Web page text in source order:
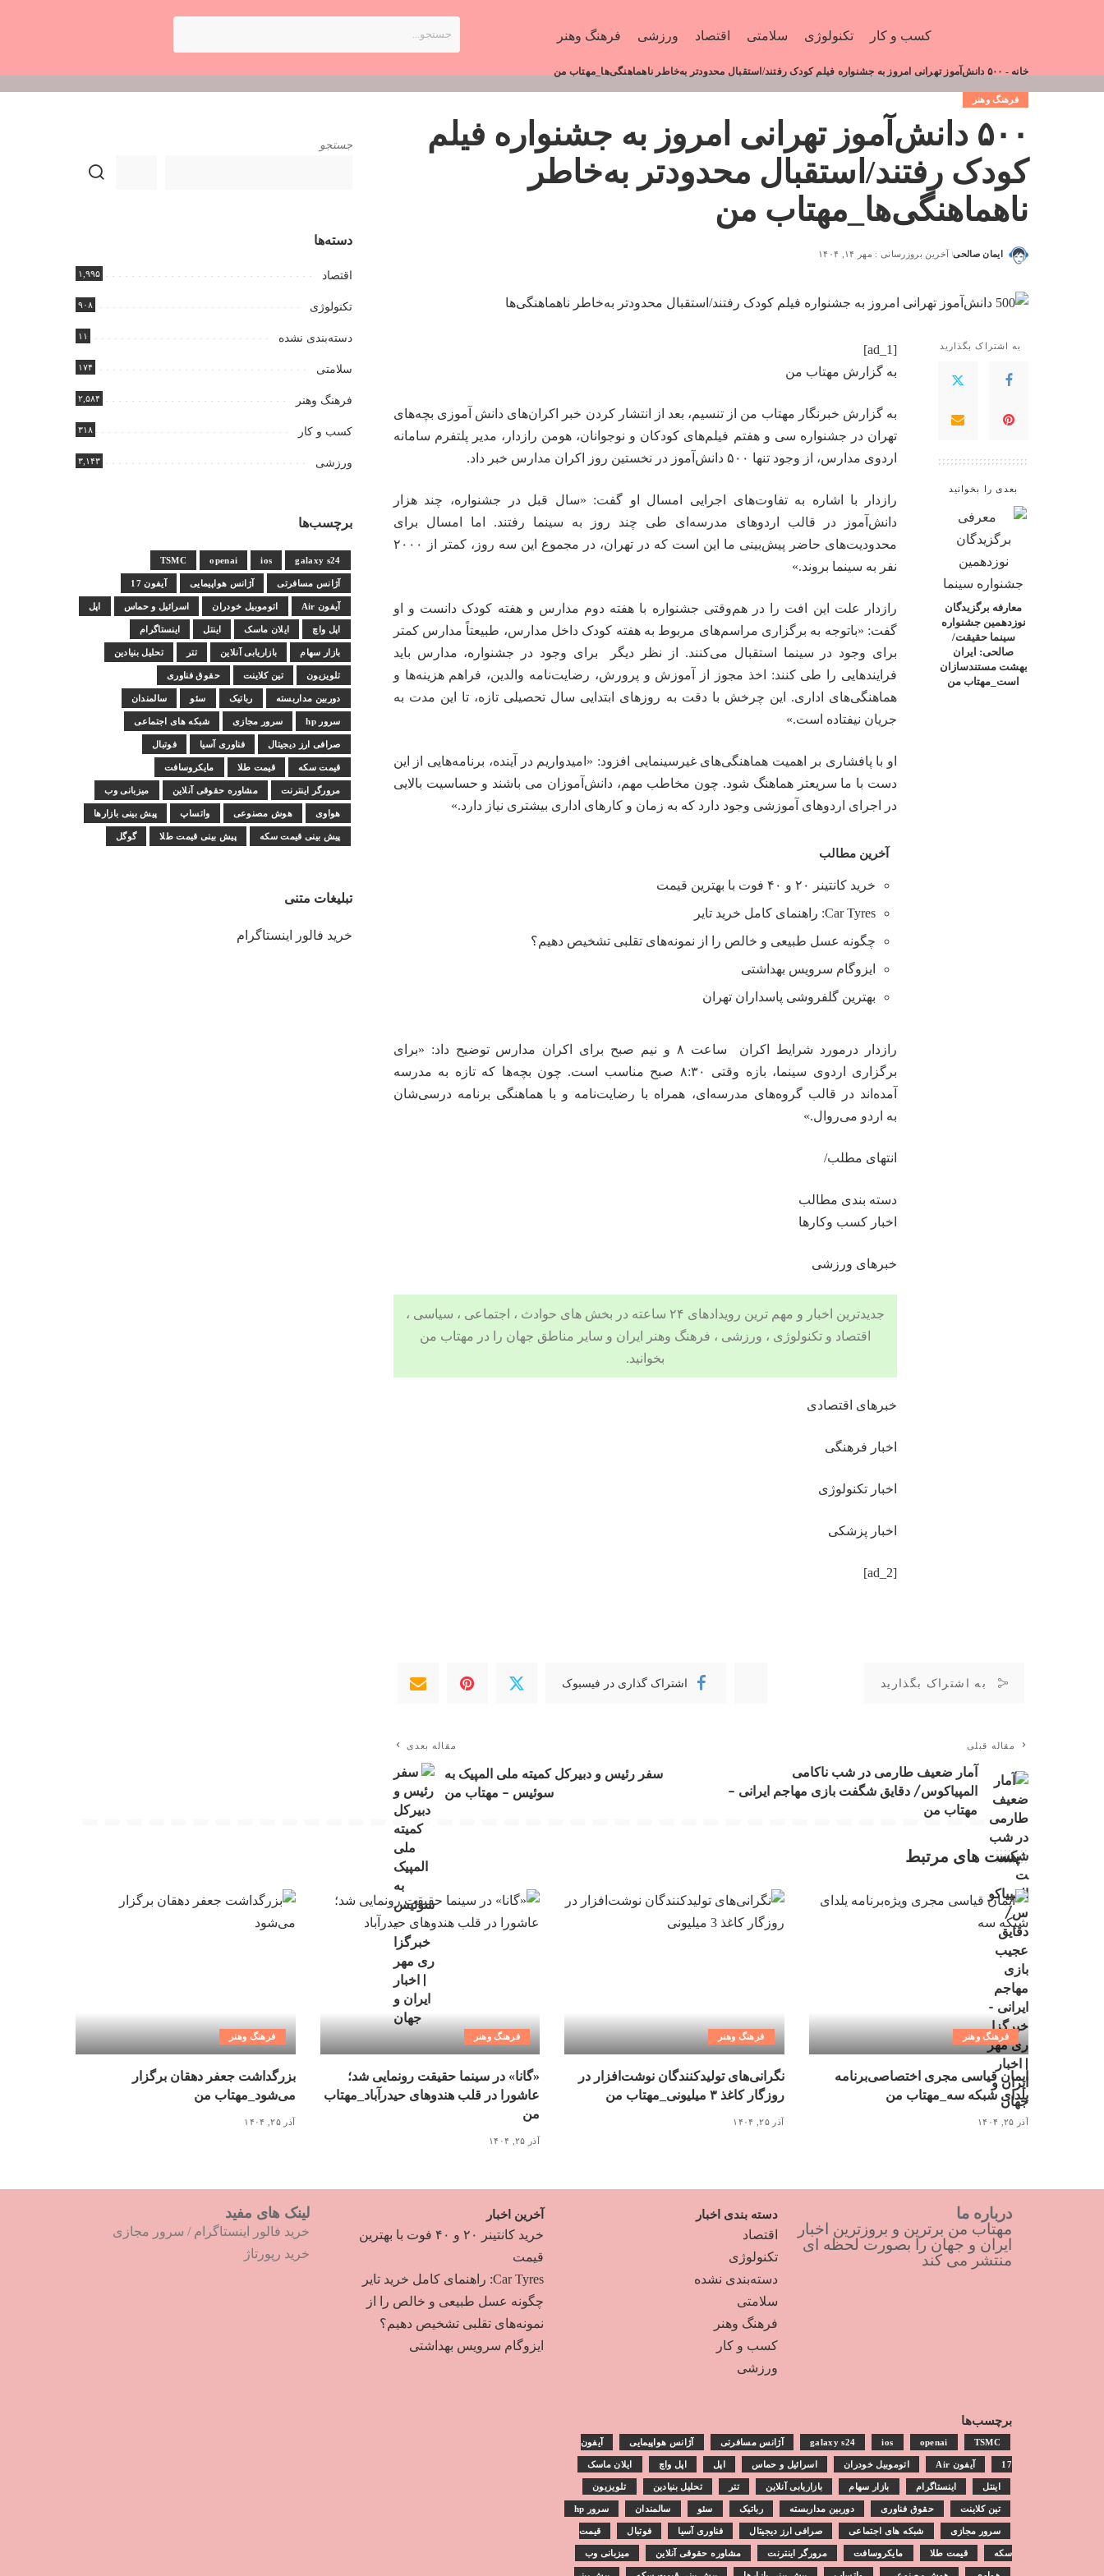
کسب و کار تکنولوژی سلامتی اقتصاد ورزشی فرهنگ وهنر
خانه - ۵۰۰ دانش‌آموز تهرانی امروز به جشنواره فیلم کودک رفتند/استقبال محدودتر به‌خاطر ناهماهنگی‌ها_مهتاب من
فرهنگ وهنر
۵۰۰ دانش‌آموز تهرانی امروز به جشنواره فیلم
کودک رفتند/استقبال محدودتر به‌خاطر
ناهماهنگی‌ها_مهتاب من
ایمان صالحی آخرین بروزرسانی : مهر ۱۴, ۱۴۰۴
به اشتراک بگذارید
بعدی را بخوانید
معارفه برگزیدگان
نوزدهمین جشنواره
سینما حقیقت/
صالحی: ایران
بهشت مستندسازان
است_مهتاب من
[ad_1]
به گزارش مهتاب من
به گزارش خبرنگار مهتاب من از تنسیم، بعد از انتشار کردن خبر
اکران‌های دانش آموزی بچه‌های
تهران در جشنواره سی و هفتم فیلم‌های کودکان و نوجوانان، هومن رازدار، مدیر پلتفرم سامانه
اردوی مدارس، از وجود تنها ۵۰۰ دانش‌آموز در نخستین روز اکران‌ مدارس خبر داد.
رازدار با اشاره به تفاوت‌های اجرایی امسال او گفت: «سال قبل در جشنواره، چند هزار
دانش‌آموز در قالب اردوهای مدرسه‌ای طی چند روز به سینما رفتند. اما امسال برای
محدودیت‌های حاضر پیش‌بینی ما این است که در تهران، در مجموع این سه روز، کمتر از ۲۰۰۰
نفر به سینما بروند.»
رازدار علت این افت را در هم‌وقتی جشنواره با هفته دوم مدارس و هفته کودک دانست و او
گفت: «باتوجه به برگزاری مراسم‌های مربوط به هفته کودک داخل مدارس، طبیعتاً مدارس کمتر
برای وجود در سینما استقبال می‌کنند. از نظر دیگر برای وجود در جشنواره، مدارس باید
فرایندهایی را طی کنند: اخذ مجوز از آموزش و پرورش، رضایت‌نامه والدین، فراهم هزینه‌ها و
هماهنگی‌های اداری. این چرخش با دقت به روزهای ابتدایی سال تحصیلی تازه، تا این مدت به
جریان نیفتاده است.»
او با پافشاری بر اهمیت هماهنگی‌های غیرسینمایی افزود: «امیدواریم در آینده، برنامه‌هایی از این
دست با ما سریعتر هماهنگ شود. چون مخاطب مهم، دانش‌آموزان می باشند و حساسیت بالایی
در اجرای اردوهای آموزشی وجود دارد که به زمان و کارهای اداری بیشتری نیاز دارد.»
آخرین مطالب
خرید کانتینر ۲۰ و ۴۰ فوت با بهترین قیمت
Car Tyres: راهنمای کامل خرید تایر
چگونه عسل طبیعی و خالص را از نمونه‌های تقلبی تشخیص دهیم؟
ایزوگام سرویس بهداشتی
بهترین گلفروشی پاسداران تهران
رازدار درمورد شرایط اکران ساعت ۸ و نیم صبح برای اکران مدارس توضیح داد: «برای
برگزاری اردوی سینما، بازه‌ وقتی ۸:۳۰ صبح مناسب است. چون بچه‌ها که تازه به مدرسه
آمده‌اند در قالب گروه‌های مدرسه‌ای، همراه با رضایت‌نامه و با هماهنگی برنامه درسی‌شان
به اردو می‌روال.»
انتهای مطلب/
دسته بندی مطالب
اخبار کسب وکارها
خبرهای ورزشی
جدیدترین اخبار و مهم ترین رویدادهای ۲۴ ساعته در بخش های حوادث ، اجتماعی ، سیاسی ،
اقتصاد وتکنولوژی ، ورزشی ، فرهنگ وهنر
ایران و سایر مناطق جهان را در مهتاب من
بخوانید.
خبرهای اقتصادی
اخبار فرهنگی
اخبار تکنولوژی
اخبار پزشکی
[ad_2]
به اشتراک بگذارید اشتراک گذاری در فیسبوک
مقاله قبلی
آمار ضعیف طارمی در شب ناکامی
المپیاکوس/ دقایق شگفت بازی مهاجم ایرانی –
مهتاب من
مقاله بعدی
سفر رئیس و دبیرکل کمیته ملی المپیک به
سوئیس – مهتاب من
جستجو
دسته‌ها
اقتصاد ۱,۹۹۵
تکنولوژی ۹۰۸
دسته‌بندی نشده ۱۱
سلامتی ۱۷۴
فرهنگ وهنر ۲,۵۸۴
کسب و کار ۳۱۸
ورزشی ۳,۱۴۳
برچسب‌ها
galaxy s24
ios
openai
TSMC
آژانس مسافرتی آژانس هواپیمایی آیفون 17
آیفون Air اتوموبیل خودران اسرائیل و حماس اپل
اپل واچ ایلان ماسک اینتل اینستاگرام
بازار سهام بازاریابی آنلاین تتر تحلیل بنیادین
تلویزیون تین کلاینت حقوق فناوری
دوربین مداربسته رباتیک سئو سالمندان
سرور hp سرور مجازی شبکه های اجتماعی
صرافی ارز دیجیتال فناوری آسیا فوتبال
قیمت سکه قیمت طلا مایکروسافت
مرورگر اینترنت مشاوره حقوقی آنلاین میزبانی وب
هواوی هوش مصنوعی واتساپ پیش بینی بازارها
پیش بینی قیمت سکه پیش بینی قیمت طلا گوگل
تبلیغات متنی
خرید فالور اینستاگرام
پست های مرتبط
فرهنگ وهنر
ایمان قیاسی مجری اختصاصی‌برنامه
یلدای شبکه سه_مهتاب من
آذر ۲۵, ۱۴۰۴
فرهنگ وهنر
نگرانی‌های تولیدکنندگان نوشت‌افزار در
روزگار کاغذ ۳ میلیونی_مهتاب من
آذر ۲۵, ۱۴۰۴
فرهنگ وهنر
«گانا» در سینما حقیقت رونمایی شد؛
عاشورا در قلب هندوهای حیدرآباد_مهتاب
من
آذر ۲۵, ۱۴۰۴
فرهنگ وهنر
بزرگداشت جعفر دهقان برگزار
می‌شود_مهتاب من
آذر ۲۵, ۱۴۰۴
درباره ما
مهتاب من برترین و بروزترین اخبار
ایران و جهان را بصورت لحظه ای
منتشر می کند
دسته بندی اخبار
اقتصاد
تکنولوژی
دسته‌بندی نشده
سلامتی
فرهنگ وهنر
کسب و کار
ورزشی
آخرین اخبار
خرید کانتینر ۲۰ و ۴۰ فوت با بهترین
قیمت
Car Tyres: راهنمای کامل خرید تایر
چگونه عسل طبیعی و خالص را از
نمونه‌های تقلبی تشخیص دهیم؟
ایزوگام سرویس بهداشتی
لینک های مفید
خرید فالور اینستاگرام / سرور مجازی
خرید رپورتاژ
برچسب‌ها
galaxy s24 ios openai TSMC آژانس مسافرتی آژانس هواپیمایی آیفون
17 آیفون Air اتوموبیل خودران اسرائیل و حماس اپل اپل واچ ایلان ماسک
اینتل اینستاگرام بازار سهام بازاریابی آنلاین تتر تحلیل بنیادین تلویزیون
تین کلاینت حقوق فناوری دوربین مداربسته رباتیک سئو سالمندان سرور hp
سرور مجازی شبکه های اجتماعی صرافی ارز دیجیتال فناوری آسیا فوتبال قیمت
سکه قیمت طلا مایکروسافت مرورگر اینترنت مشاوره حقوقی آنلاین میزبانی وب